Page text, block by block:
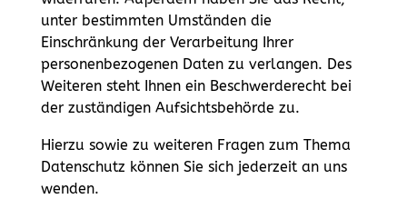
unter bestimmten Umständen die
Einschränkung der Verarbeitung Ihrer
personenbezogenen Daten zu verlangen. Des
Weiteren steht Ihnen ein Beschwerderecht bei
der zuständigen Aufsichtsbehörde zu.
Hierzu sowie zu weiteren Fragen zum Thema
Datenschutz können Sie sich jederzeit an uns
wenden.